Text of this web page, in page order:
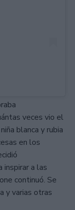
veces vio el
blanca y rubia
en los
inspirar a las
continuó. Se
y varias otras